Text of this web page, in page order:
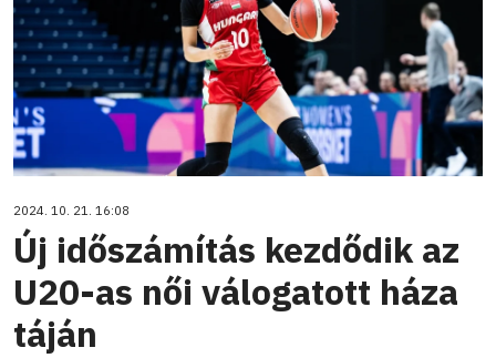
2024. 10. 21. 16:08
Új időszámítás kezdődik az
U20-as női válogatott háza
táján